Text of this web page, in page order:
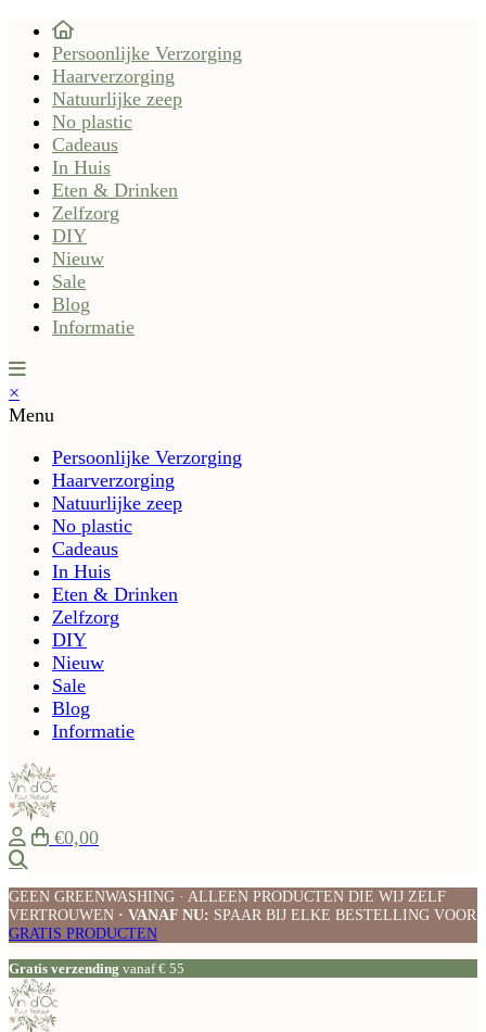
Persoonlijke Verzorging
Haarverzorging
Natuurlijke zeep
No plastic
Cadeaus
In Huis
Eten & Drinken
Zelfzorg
DIY
Nieuw
Sale
Blog
Informatie
×
Menu
Persoonlijke Verzorging
Haarverzorging
Natuurlijke zeep
No plastic
Cadeaus
In Huis
Eten & Drinken
Zelfzorg
DIY
Nieuw
Sale
Blog
Informatie
€0,00
GEEN GREENWASHING · ALLEEN PRODUCTEN DIE WIJ ZELF
VERTROUWEN · VANAF NU: SPAAR BIJ ELKE BESTELLING VOOR
GRATIS PRODUCTEN
Gratis verzending vanaf € 55